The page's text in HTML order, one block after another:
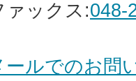
ァックス:048-
ールでのお問